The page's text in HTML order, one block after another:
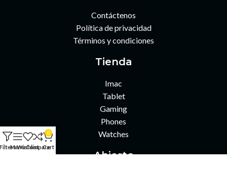
Contáctenos
Política de privacidad
Términos y condiciones
Tienda
Imac
Tablet
Gaming
Phones
Watches
Abierto
MenuWishlist
Compare
0
Cart